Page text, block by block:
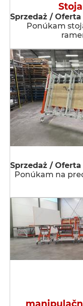
Sprzedaż /
Ponúkam
Sprzedaż /
Ponúkam na